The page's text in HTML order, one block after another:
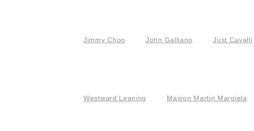
Jimmy Choo John Galliano Just Cavalli
Westward Leaning Maison Martin Margiela